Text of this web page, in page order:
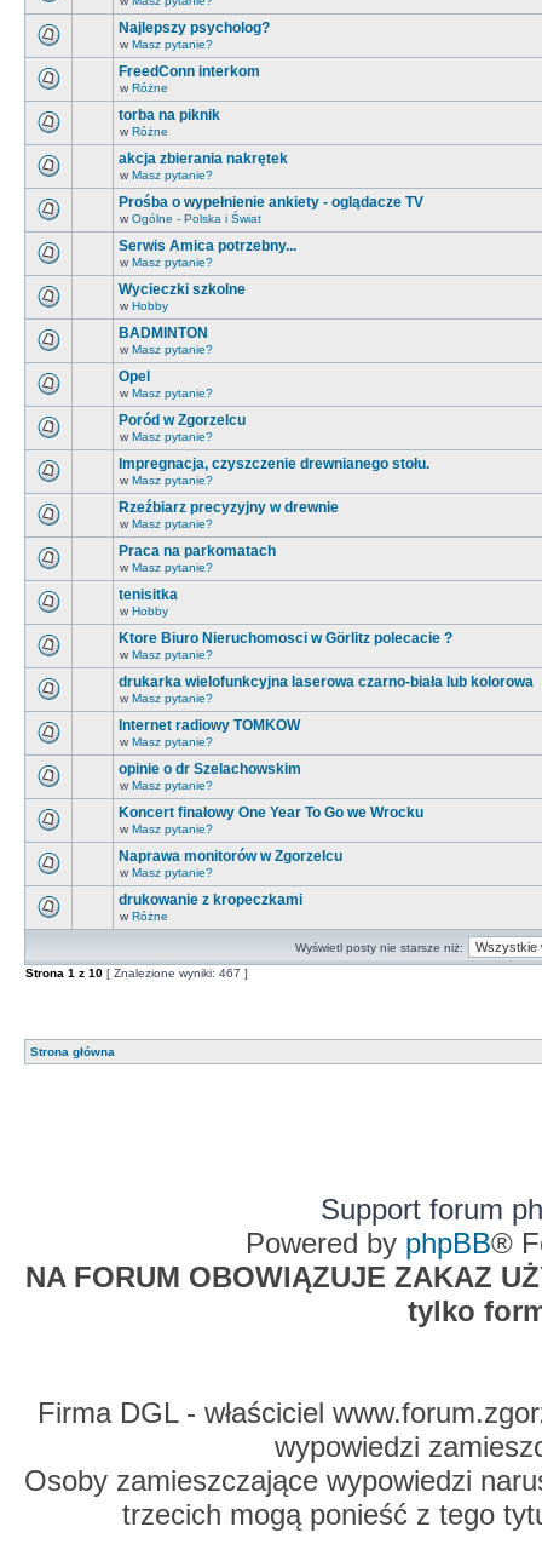
Najlepszy psycholog?
w Masz pytanie?
FreedConn interkom
w Różne
torba na piknik
w Różne
akcja zbierania nakrętek
w Masz pytanie?
Prośba o wypełnienie ankiety - oglądacze TV
w Ogólne - Polska i Świat
Serwis Amica potrzebny...
w Masz pytanie?
Wycieczki szkolne
w Hobby
BADMINTON
w Masz pytanie?
Opel
w Masz pytanie?
Poród w Zgorzelcu
w Masz pytanie?
Impregnacja, czyszczenie drewnianego stołu.
w Masz pytanie?
Rzeźbiarz precyzyjny w drewnie
w Masz pytanie?
Praca na parkomatach
w Masz pytanie?
tenisitka
w Hobby
Ktore Biuro Nieruchomosci w Görlitz polecacie ?
w Masz pytanie?
drukarka wielofunkcyjna laserowa czarno-biała lub kolorowa
w Masz pytanie?
Internet radiowy TOMKOW
w Masz pytanie?
opinie o dr Szelachowskim
w Masz pytanie?
Koncert finałowy One Year To Go we Wrocku
w Masz pytanie?
Naprawa monitorów w Zgorzelcu
w Masz pytanie?
drukowanie z kropeczkami
w Różne
Wyświetl posty nie starsze niż:
Strona 1 z 10 [ Znalezione wyniki: 467 ]
Strona główna
Support forum
Powered by phpBB®
NA FORUM OBOWIĄZUJE ZAKAZ
tylko
Firma DGL - właściciel
wypowiedzi
Osoby zamieszczające wypowiedzi
trzecich mogą ponieść z tego